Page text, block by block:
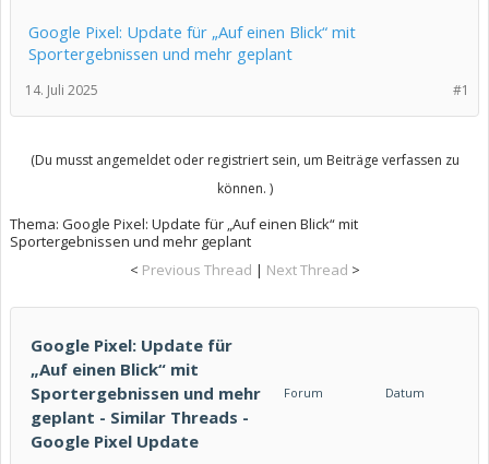
Google Pixel: Update für „Auf einen Blick“ mit
Sportergebnissen und mehr geplant
#1
14. Juli 2025
(Du musst angemeldet oder registriert sein, um Beiträge verfassen zu
können. )
Thema: Google Pixel: Update für „Auf einen Blick“ mit
Sportergebnissen und mehr geplant
< Previous Thread | Next Thread >
Google Pixel: Update für
„Auf einen Blick“ mit
Sportergebnissen und mehr
geplant - Similar Threads -
Google Pixel Update
Forum Datum